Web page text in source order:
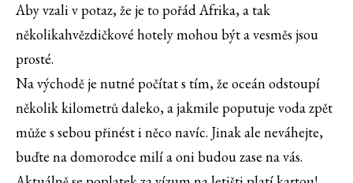
Aby vzali v potaz, že je to pořád Afrika, a tak
několikahvězdičkové hotely mohou být a vesměs jsou
prosté.
Na východě je nutné počítat s tím, že oceán odstoupí
několik kilometrů daleko, a jakmile poputuje voda zpět
může s sebou přinést i něco navíc. Jinak ale neváhejte,
buďte na domorodce milí a oni budou zase na vás.